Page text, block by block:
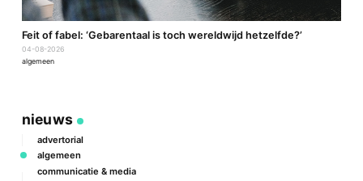
Feit of fabel: ‘Gebarentaal is toch wereldwijd hetzelfde?’
04-08-2026
algemeen
nieuws
advertorial
algemeen
communicatie & media